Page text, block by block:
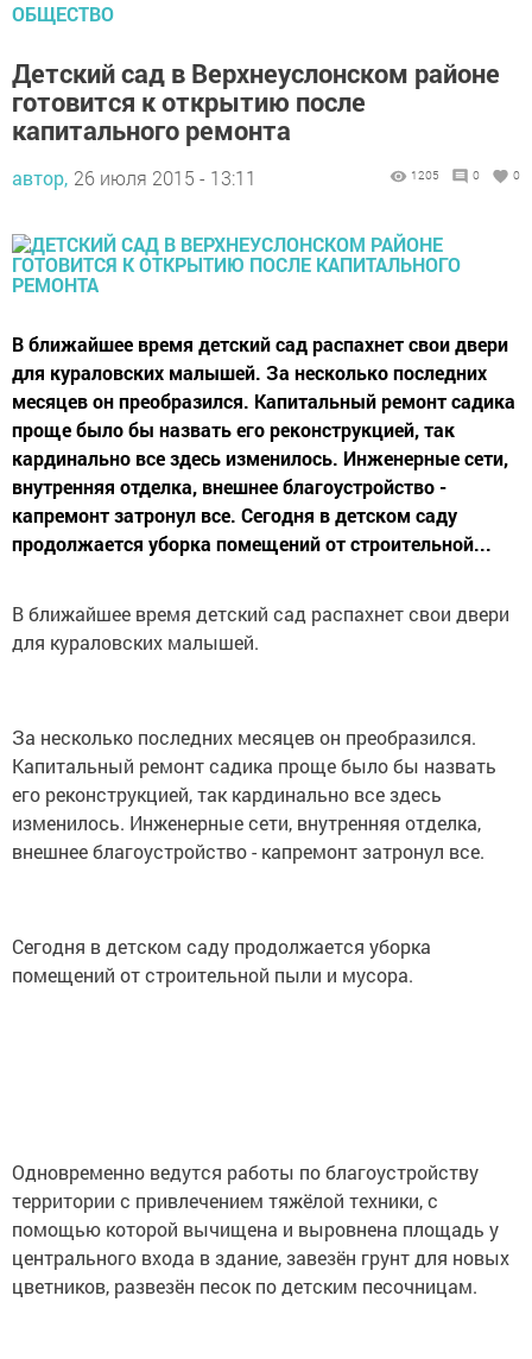
ОБЩЕСТВО
Детский сад в Верхнеуслонском районе
готовится к открытию после
капитального ремонта
автор, 26 июля 2015 - 13:11 1205 0 0
В ближайшее время детский сад распахнет свои двери
для кураловских малышей. За несколько последних
месяцев он преобразился. Капитальный ремонт садика
проще было бы назвать его реконструкцией, так
кардинально все здесь изменилось. Инженерные сети,
внутренняя отделка, внешнее благоустройство -
капремонт затронул все. Сегодня в детском саду
продолжается уборка помещений от строительной...
В ближайшее время детский сад распахнет свои двери
для кураловских малышей.
За несколько последних месяцев он преобразился.
Капитальный ремонт садика проще было бы назвать
его реконструкцией, так кардинально все здесь
изменилось. Инженерные сети, внутренняя отделка,
внешнее благоустройство - капремонт затронул все.
Сегодня в детском саду продолжается уборка
помещений от строительной пыли и мусора.
Одновременно ведутся работы по благоустройству
территории с привлечением тяжёлой техники, с
помощью которой вычищена и выровнена площадь у
центрального входа в здание, завезён грунт для новых
цветников, развезён песок по детским песочницам.